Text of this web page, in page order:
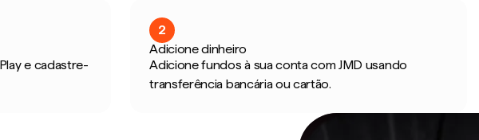
e cadastre-
2
Adicione dinheiro
Adicione fundos à sua conta com JMD usando
transferência bancária ou cartão.